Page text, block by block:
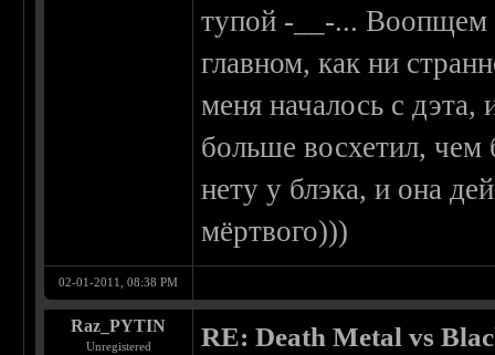
тупой -__-... Воопщем
главном, как ни
меня началось с дэта,
больше восхетил, чем
нету у блэка, и она
мёртвого)))
02-01-2011, 08:38 PM
Raz_PYTIN
Unregistered RE: Death Metal vs